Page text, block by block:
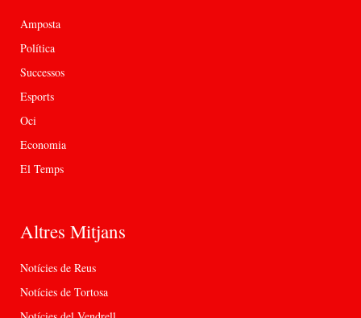
Amposta
Política
Successos
Esports
Oci
Economia
El Temps
Altres Mitjans
Notícies de Reus
Notícies de Tortosa